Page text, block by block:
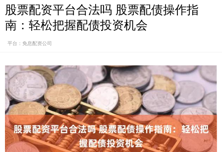
股票配资平台合法吗 股票配债操作指
南：轻松把握配债投资机会
平台：免息配资公司